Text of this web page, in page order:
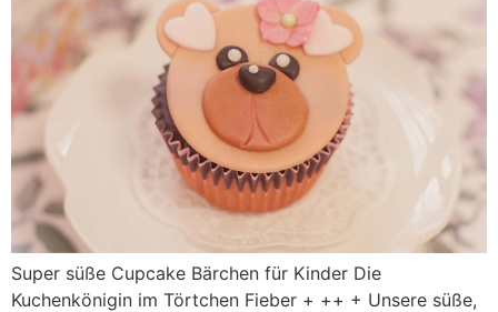
Super süße Cupcake Bärchen für Kinder Die
Kuchenkönigin im Törtchen Fieber + ++ + Unsere süße,